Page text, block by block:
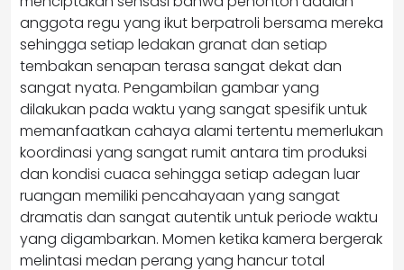
anggota regu yang ikut berpatroli bersama mereka
sehingga setiap ledakan granat dan setiap
tembakan senapan terasa sangat dekat dan
sangat nyata. Pengambilan gambar yang
dilakukan pada waktu yang sangat spesifik untuk
memanfaatkan cahaya alami tertentu memerlukan
koordinasi yang sangat rumit antara tim produksi
dan kondisi cuaca sehingga setiap adegan luar
ruangan memiliki pencahayaan yang sangat
dramatis dan sangat autentik untuk periode waktu
yang digambarkan. Momen ketika kamera bergerak
melintasi medan perang yang hancur total